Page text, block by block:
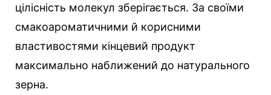
цілісність молекул зберігається. За своїми
смакоароматичними й корисними
властивостями кінцевий продукт
максимально наближений до натурального
зерна.